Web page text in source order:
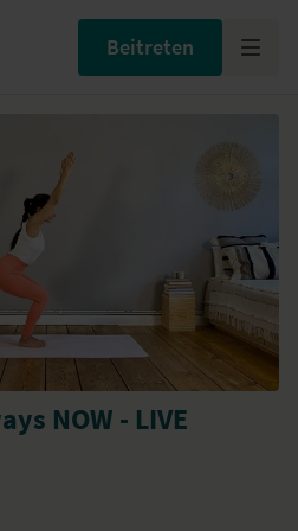
Beitreten
NOW - LIVE